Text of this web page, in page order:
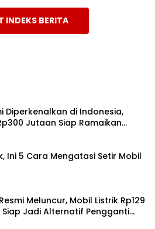
INDEKS BERITA
Diperkenalkan di Indonesia,
Jutaan Siap Ramaikan
Ini 5 Cara Mengatasi Setir Mobil
Meluncur, Mobil Listrik Rp129
Jadi Alternatif Pengganti